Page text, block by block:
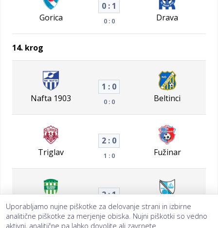
Gorica
0 : 1
0 : 0 Drava
14. krog
Nafta 1903
1 : 0
0 : 0 Beltinci
Triglav
2 : 0
1 : 0 Fužinar
Krško
2 : 1
1 : 0 Jadran
Uporabljamo nujne piškotke za delovanje strani in izbirne
analitične piškotke za merjenje obiska. Nujni piškotki so vedno
aktivni, analitične pa lahko dovolite ali zavrnete.